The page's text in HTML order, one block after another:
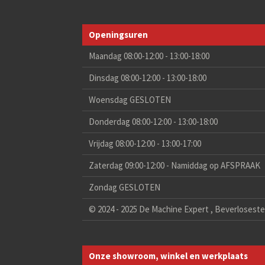
Openingsuren
Maandag 08:00-12:00 - 13:00-18:00
Dinsdag 08:00-12:00 - 13:00-18:00
Woensdag GESLOTEN
Donderdag 08:00-12:00 - 13:00-18:00
Vrijdag 08:00-12:00 - 13:00-17:00
Zaterdag 09:00-12:00 - Namiddag op AFSPRAAK
Zondag GESLOTEN
© 2024 - 2025 De Machine Expert ,
Onze showroom, winkel en werkplaats